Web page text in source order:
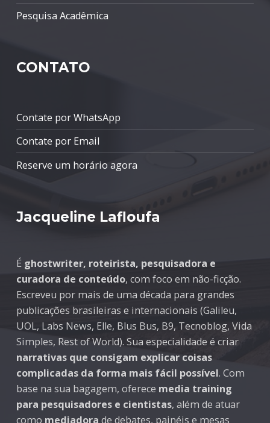
Pesquisa Acadêmica
CONTATO
Contate por WhatsApp
Contate por Email
Reserve um horário agora
Jacqueline Lafloufa
É ghostwriter, roteirista, pesquisadora e
curadora de conteúdo, com foco em não-ficção.
Escreveu por mais de uma década para grandes
publicações brasileiras e internacionais (Galileu,
UOL, Labs News, Elle, Blus Bus, B9, Tecnoblog, Vida
Simples, Rest of World). Sua especialidade é criar
narrativas que consigam explicar coisas
complicadas da forma mais fácil possível. Com
base na sua bagagem, oferece media training
para pesquisadores e cientistas, além de atuar
como mediadora de debates, painéis e mesas